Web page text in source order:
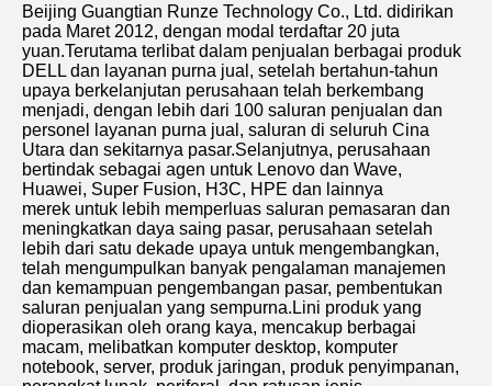
Beijing Guangtian Runze Technology Co., Ltd. didirikan
pada Maret 2012, dengan modal terdaftar 20 juta
yuan.Terutama terlibat dalam penjualan berbagai produk
DELL dan layanan purna jual, setelah bertahun-tahun
upaya berkelanjutan perusahaan telah berkembang
menjadi, dengan lebih dari 100 saluran penjualan dan
personel layanan purna jual, saluran di seluruh Cina
Utara dan sekitarnya pasar.Selanjutnya, perusahaan
bertindak sebagai agen untuk Lenovo dan Wave,
Huawei, Super Fusion, H3C, HPE dan lainnya
merek untuk lebih memperluas saluran pemasaran dan
meningkatkan daya saing pasar, perusahaan setelah
lebih dari satu dekade upaya untuk mengembangkan,
telah mengumpulkan banyak pengalaman manajemen
dan kemampuan pengembangan pasar, pembentukan
saluran penjualan yang sempurna.Lini produk yang
dioperasikan oleh orang kaya, mencakup berbagai
macam, melibatkan komputer desktop, komputer
notebook, server, produk jaringan, produk penyimpanan,